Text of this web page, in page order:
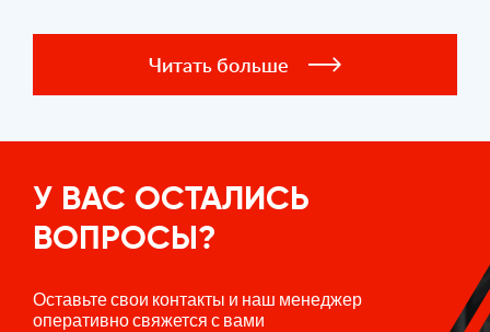
Читать больше
У ВАС ОСТАЛИСЬ
ВОПРОСЫ?
Оставьте свои контакты и наш менеджер
оперативно свяжется с вами